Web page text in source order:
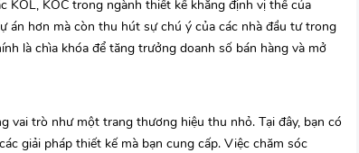
KOL, KOC trong ngành thiết kế khẳng định vị thế của
án hơn mà còn thu hút sự chú ý của các nhà đầu tư trong
là chìa khóa để tăng trưởng doanh số bán hàng và mở
vai trò như một trang thương hiệu thu nhỏ. Tại đây, bạn có
giải pháp thiết kế mà bạn cung cấp. Việc chăm sóc